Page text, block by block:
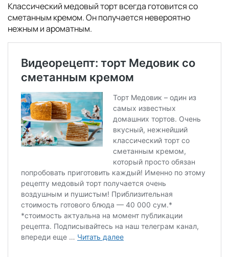
Классический медовый торт всегда готовится со
сметанным кремом. Он получается невероятно
нежным и ароматным.